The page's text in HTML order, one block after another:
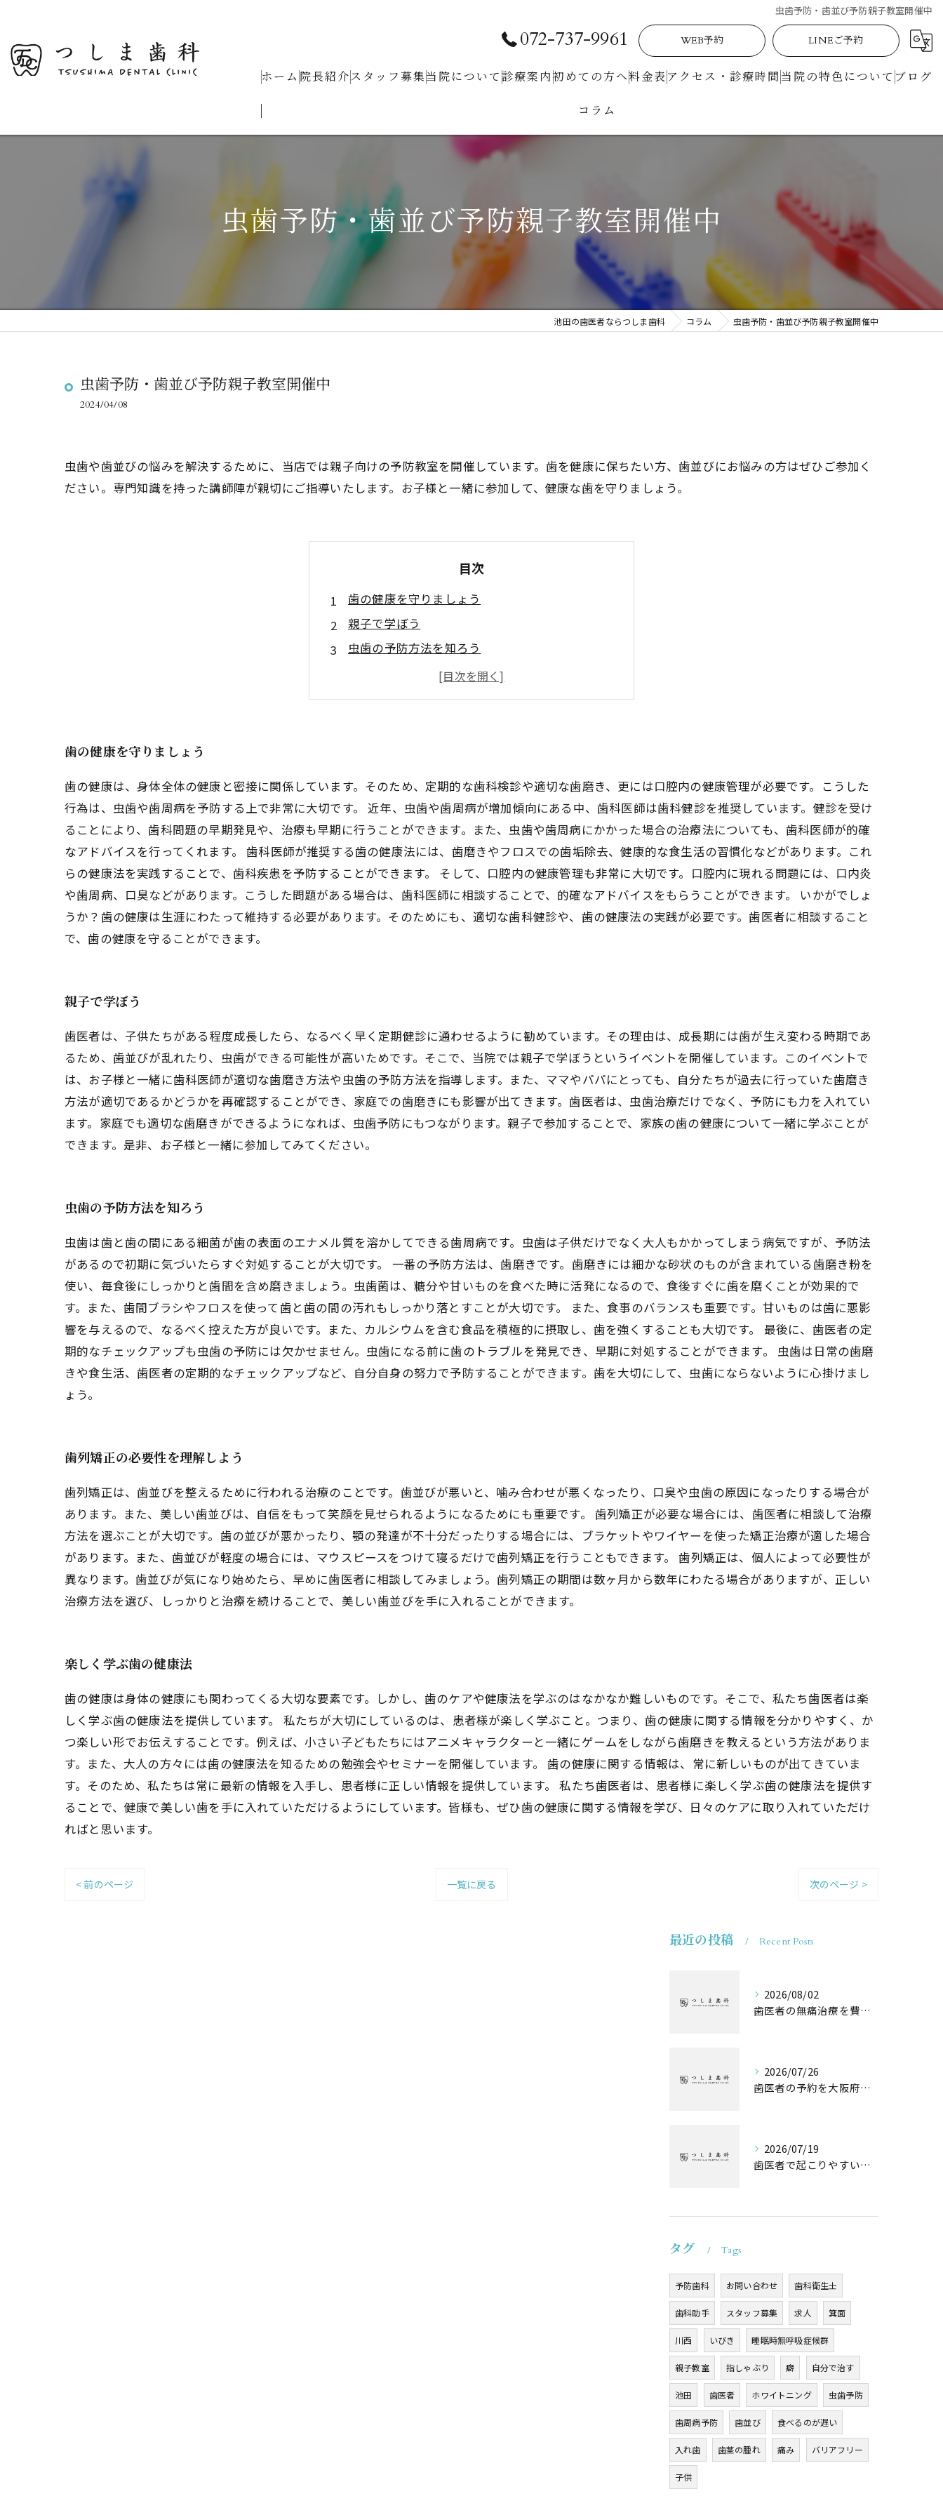
虫歯予防・歯並び予防親子教室開催中
072-737-9961 WEB予約 LINEご予約
ホーム 院長紹介スタッフ募集当院について 診療案内
⾍⻭治療
睡眠歯科
噛み合わせ
初めての⽅へ料金表アクセス・診療時間 当院の特色について
駅近
マイクロスコープ
ブログ
コラム
虫歯予防・歯並び予防親子教室開催中
池田の歯医者ならつしま歯科 コラム 虫歯予防・歯並び予防親子教室開催中
虫歯予防・歯並び予防親子教室開催中
2024/04/08
虫歯や歯並びの悩みを解決するために、当店では親子向けの予防教室を開催しています。歯を健康に保ちたい方、歯並びにお悩みの方はぜひご参加く
ださい。専門知識を持った講師陣が親切にご指導いたします。お子様と一緒に参加して、健康な歯を守りましょう。
目次
歯の健康を守りましょう
親子で学ぼう
虫歯の予防方法を知ろう
歯列矯正の必要性を理解しよう
楽しく学ぶ歯の健康法
歯の健康を守りましょう
歯の健康は、身体全体の健康と密接に関係しています。そのため、定期的な歯科検診や適切な歯磨き、更には口腔内の健康管理が必要です。こうした
行為は、虫歯や歯周病を予防する上で非常に大切です。 近年、虫歯や歯周病が増加傾向にある中、歯科医師は歯科健診を推奨しています。健診を受け
ることにより、歯科問題の早期発見や、治療も早期に行うことができます。また、虫歯や歯周病にかかった場合の治療法についても、歯科医師が的確
なアドバイスを行ってくれます。 歯科医師が推奨する歯の健康法には、歯磨きやフロスでの歯垢除去、健康的な食生活の習慣化などがあります。これ
らの健康法を実践することで、歯科疾患を予防することができます。 そして、口腔内の健康管理も非常に大切です。口腔内に現れる問題には、口内炎
や歯周病、口臭などがあります。こうした問題がある場合は、歯科医師に相談することで、的確なアドバイスをもらうことができます。 いかがでしょ
うか？歯の健康は生涯にわたって維持する必要があります。そのためにも、適切な歯科健診や、歯の健康法の実践が必要です。歯医者に相談すること
で、歯の健康を守ることができます。
親子で学ぼう
歯医者は、子供たちがある程度成長したら、なるべく早く定期健診に通わせるように勧めています。その理由は、成長期には歯が生え変わる時期であ
るため、歯並びが乱れたり、虫歯ができる可能性が高いためです。そこで、当院では親子で学ぼうというイベントを開催しています。このイベントで
は、お子様と一緒に歯科医師が適切な歯磨き方法や虫歯の予防方法を指導します。また、ママやパパにとっても、自分たちが過去に行っていた歯磨き
方法が適切であるかどうかを再確認することができ、家庭での歯磨きにも影響が出てきます。歯医者は、虫歯治療だけでなく、予防にも力を入れてい
ます。家庭でも適切な歯磨きができるようになれば、虫歯予防にもつながります。親子で参加することで、家族の歯の健康について一緒に学ぶことが
できます。是非、お子様と一緒に参加してみてください。
虫歯の予防方法を知ろう
虫歯は歯と歯の間にある細菌が歯の表面のエナメル質を溶かしてできる歯周病です。虫歯は子供だけでなく大人もかかってしまう病気ですが、予防法
があるので初期に気づいたらすぐ対処することが大切です。 一番の予防方法は、歯磨きです。歯磨きには細かな砂状のものが含まれている歯磨き粉を
使い、毎食後にしっかりと歯間を含め磨きましょう。虫歯菌は、糖分や甘いものを食べた時に活発になるので、食後すぐに歯を磨くことが効果的で
す。また、歯間ブラシやフロスを使って歯と歯の間の汚れもしっかり落とすことが大切です。 また、食事のバランスも重要です。甘いものは歯に悪影
響を与えるので、なるべく控えた方が良いです。また、カルシウムを含む食品を積極的に摂取し、歯を強くすることも大切です。 最後に、歯医者の定
期的なチェックアップも虫歯の予防には欠かせません。虫歯になる前に歯のトラブルを発見でき、早期に対処することができます。 虫歯は日常の歯磨
きや食生活、歯医者の定期的なチェックアップなど、自分自身の努力で予防することができます。歯を大切にして、虫歯にならないように心掛けまし
ょう。
歯列矯正の必要性を理解しよう
歯列矯正は、歯並びを整えるために行われる治療のことです。歯並びが悪いと、噛み合わせが悪くなったり、口臭や虫歯の原因になったりする場合が
あります。また、美しい歯並びは、自信をもって笑顔を見せられるようになるためにも重要です。 歯列矯正が必要な場合には、歯医者に相談して治療
方法を選ぶことが大切です。歯の並びが悪かったり、顎の発達が不十分だったりする場合には、ブラケットやワイヤーを使った矯正治療が適した場合
があります。また、歯並びが軽度の場合には、マウスピースをつけて寝るだけで歯列矯正を行うこともできます。 歯列矯正は、個人によって必要性が
異なります。歯並びが気になり始めたら、早めに歯医者に相談してみましょう。歯列矯正の期間は数ヶ月から数年にわたる場合がありますが、正しい
治療方法を選び、しっかりと治療を続けることで、美しい歯並びを手に入れることができます。
楽しく学ぶ歯の健康法
歯の健康は身体の健康にも関わってくる大切な要素です。しかし、歯のケアや健康法を学ぶのはなかなか難しいものです。そこで、私たち歯医者は楽
しく学ぶ歯の健康法を提供しています。 私たちが大切にしているのは、患者様が楽しく学ぶこと。つまり、歯の健康に関する情報を分かりやすく、か
つ楽しい形でお伝えすることです。例えば、小さい子どもたちにはアニメキャラクターと一緒にゲームをしながら歯磨きを教えるという方法がありま
す。また、大人の方々には歯の健康法を知るための勉強会やセミナーを開催しています。 歯の健康に関する情報は、常に新しいものが出てきていま
す。そのため、私たちは常に最新の情報を入手し、患者様に正しい情報を提供しています。 私たち歯医者は、患者様に楽しく学ぶ歯の健康法を提供す
ることで、健康で美しい歯を手に入れていただけるようにしています。皆様も、ぜひ歯の健康に関する情報を学び、日々のケアに取り入れていただけ
ればと思います。
< 前のページ 一覧に戻る 次のページ >
最近の投稿 Recent Posts
2026/08/02
歯医者の無痛治療を費用や保険の違いまで徹底解説
2026/07/26
歯医者の予約を大阪府池田市高槻市でスムーズに取るためのポイントと失敗しない選び方
2026/07/19
歯医者で起こりやすい子供のトラブルと自宅でできるケア方法
タグ Tags
予防歯科 お問い合わせ 歯科衛生士
歯科助手 スタッフ募集 求人 箕面
川西 いびき 睡眠時無呼吸症候群
親子教室 指しゃぶり 癖 自分で治す
池田 歯医者 ホワイトニング 虫歯予防
歯周病予防 歯並び 食べるのが遅い
入れ歯 歯茎の腫れ 痛み バリアフリー
子供